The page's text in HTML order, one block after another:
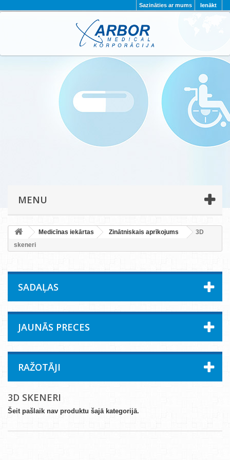
Ienākt
Sazināties ar mums
PAR MUMS PROJEKTI
KONTAKTI
PRIVĀTUMA POLITIKA
MENU
Medicīnas iekārtas Zinātniskais aprīkojums
3D
skeneri
SADAĻAS
JAUNĀS PRECES
RAŽOTĀJI
3D SKENERI
Šeit pašlaik nav produktu šajā kategorijā.